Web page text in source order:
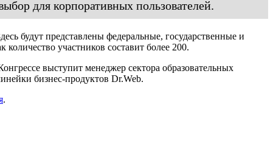
для корпоративных пользователей.
будут представлены федеральные, государственные и
участников составит более 200.
выступит менеджер сектора образовательных
бизнес-продуктов Dr.Web.
.